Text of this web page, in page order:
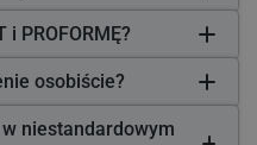
PROFORMĘ?
osobiście?
niestandardowym